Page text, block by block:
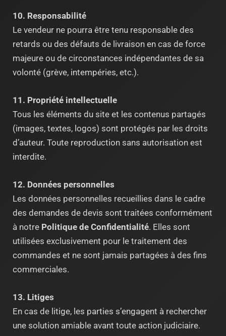
10. Responsabilité
Le vendeur ne pourra être tenu responsable des
retards ou des défauts de livraison en cas de force
majeure ou de circonstances indépendantes de sa
volonté (grève, intempéries, etc.).
11. Propriété intellectuelle
Tous les éléments du site et les contenus partagés
(images, textes, logos) sont protégés par les droits
d’auteur. Toute reproduction sans autorisation est
interdite.
12. Données personnelles
Les données personnelles recueillies dans le cadre
des demandes de devis sont traitées conformément
à notre Politique de Confidentialité. Elles sont
utilisées exclusivement pour le traitement des
commandes et ne sont jamais partagées à des fins
commerciales.
13. Litiges
En cas de litige, les parties s’engagent à rechercher
une solution amiable avant toute action judiciaire.